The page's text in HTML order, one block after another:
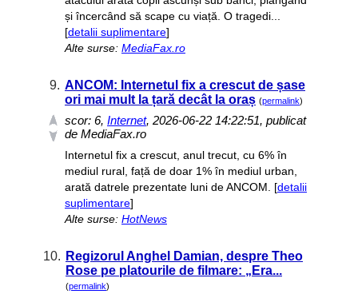
și încercând să scape cu viață. O tragedi...
[detalii suplimentare]
Alte surse: MediaFax.ro
9. ANCOM: Internetul fix a crescut de șase
ori mai mult la țară decât la oraș (permalink)
scor: 6, Internet, 2026-06-22 14:22:51, publicat
de MediaFax.ro
Internetul fix a crescut, anul trecut, cu 6% în
mediul rural, față de doar 1% în mediul urban,
arată datrele prezentate luni de ANCOM. [detalii
suplimentare]
Alte surse: HotNews
10. Regizorul Anghel Damian, despre Theo
Rose pe platourile de filmare: „Era...
(permalink)